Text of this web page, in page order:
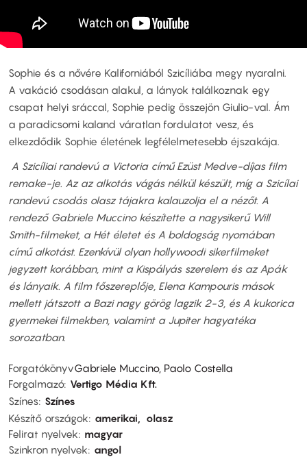
Sophie és a nővére Kaliforniából Szicíliába megy nyaralni.
A vakáció csodásan alakul, a lányok találkoznak egy
csapat helyi sráccal, Sophie pedig összejön Giulio-val. Ám
a paradicsomi kaland váratlan fordulatot vesz, és
elkezdődik Sophie életének legfélelmetesebb éjszakája.
A Szicíliai randevú a Victoria című Ezüst Medve-díjas film
remake-je. Az az alkotás vágás nélkül készült, míg a Szicílai
randevú csodás olasz tájakra kalauzolja el a nézőt. A
rendező Gabriele Muccino készítette a nagysikerű Will
Smith-filmeket, a Hét életet és A boldogság nyomában
című alkotást. Ezenkívül olyan hollywoodi sikerfilmeket
jegyzett korábban, mint a Kispályás szerelem és az Apák
és lányaik. A film főszereplője, Elena Kampouris mások
mellett játszott a Bazi nagy görög lagzik 2-3, és A kukorica
gyermekei filmekben, valamint a Jupiter hagyatéka
sorozatban.
ForgatókönyvGabriele Muccino, Paolo Costella
Forgalmazó Vertigo Média Kft.
Színes Színes
Készítő országok
amerikai
olasz
Felirat nyelvek
magyar
Szinkron nyelvek
angol